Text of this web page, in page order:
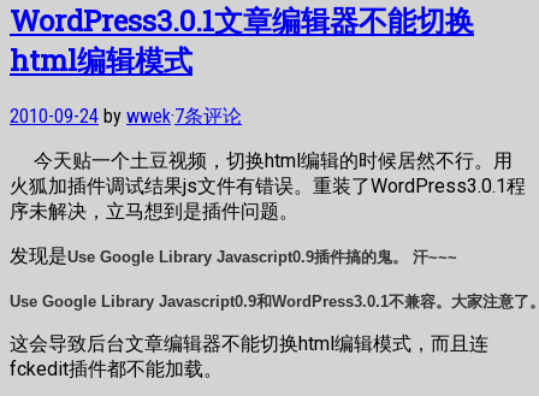
WordPress3.0.1文章编辑器不能切换
html编辑模式
2010-09-24 by wwek·7条评论
今天贴一个土豆视频，切换html编辑的时候居然不行。用
火狐加插件调试结果js文件有错误。重装了WordPress3.0.1程
序未解决，立马想到是插件问题。
发现是Use Google Library Javascript0.9插件搞的鬼。 汗~~~
Use Google Library Javascript0.9和WordPress3.0.1不兼容。大家注意了
这会导致后台文章编辑器不能切换html编辑模式，而且连
fckedit插件都不能加载。